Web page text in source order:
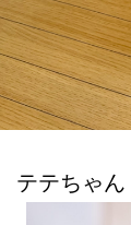
テテちゃん